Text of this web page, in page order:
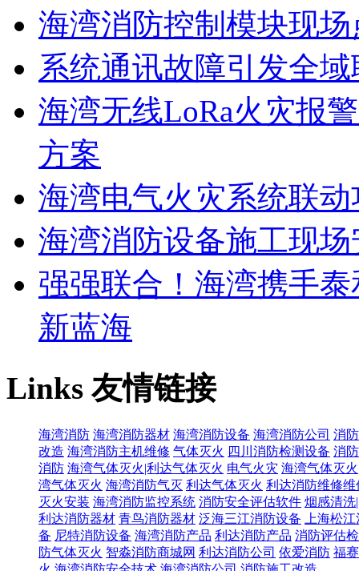
海湾消防控制模块现
系统通讯故障引发全
海湾无线LoRa火灾报
方案
海湾电气火灾系统联
海湾消防设备施工现
强强联合！海湾携手
新蓝海
Links友情链接
海湾消防 海湾消防器材 海湾消防设备 海湾消防公司 消
改造 海湾消防主机维修 气体灭火 四川消防检测设备 消
消防 海湾气体灭火|利达气体灭火 电气火灾 海湾气体灭
湾气体灭火 海湾消防气灭 利达气体灭火 利达消防维修维
灭火安装 海湾消防监控系统 消防安全评估软件 烟感清洗
利达消防器材 青鸟消防器材 泛海三江消防设备
上海松
备 尼特消防设备 海湾消防产品 利达消防产品 消防评估
防气体灭火 智淼消防商城网 利达消防公司 依爱消防 福